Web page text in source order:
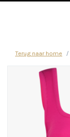
Terug naar home